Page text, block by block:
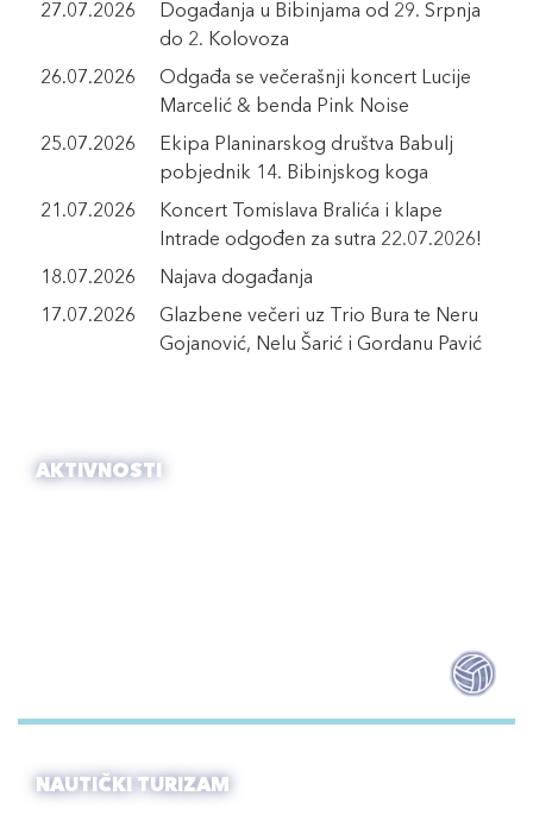
27.07.2026
Događanja u Bibinjama od 29. Srpnja
do 2. Kolovoza
26.07.2026
Odgađa se večerašnji koncert Lucije
Marcelić & benda Pink Noise
25.07.2026
Ekipa Planinarskog društva Babulj
pobjednik 14. Bibinjskog koga
21.07.2026
Koncert Tomislava Bralića i klape
Intrade odgođen za sutra 22.07.2026!
18.07.2026
Najava događanja
17.07.2026
Glazbene večeri uz Trio Bura te Neru
Gojanović, Nelu Šarić i Gordanu Pavić
AKTIVNOSTI
NAUTIČKI TURIZAM